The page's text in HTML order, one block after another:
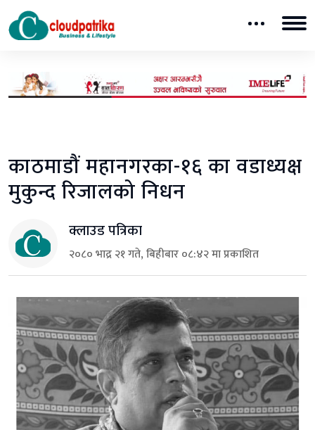
काठमाडौं महानगरका-१६ का वडाध्यक्ष
मुकुन्द रिजालको निधन
क्लाउड पत्रिका
२०८० भाद्र २१ गते, बिहीबार ०८:४२ मा प्रकाशित